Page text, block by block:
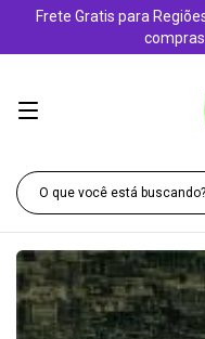
Frete Gratis para